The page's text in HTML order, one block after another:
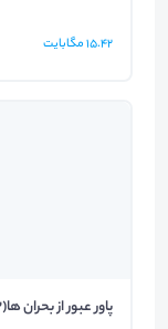
15.42مگابایت
پاور عبور از بحران ها(2)